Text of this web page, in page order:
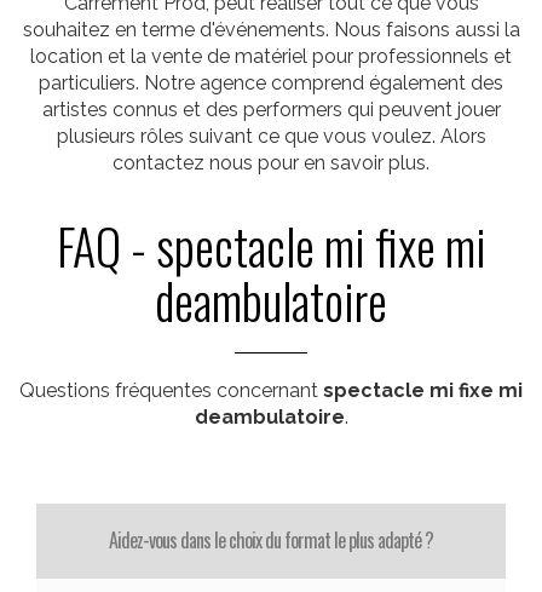
souhaitez en terme d'événements. Nous faisons aussi la
location et la vente de matériel pour professionnels et
particuliers. Notre agence comprend également des
artistes connus et des performers qui peuvent jouer
plusieurs rôles suivant ce que vous voulez. Alors
contactez nous pour en savoir plus.
FAQ - spectacle mi fixe mi
deambulatoire
Questions fréquentes concernant spectacle mi fixe mi
deambulatoire.
Aidez-vous dans le choix du format le plus adapté ?